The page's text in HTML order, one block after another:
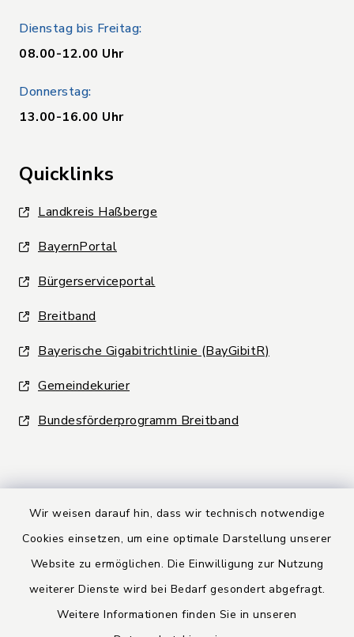
Wir weisen darauf hin, dass wir technisch notwendige
Cookies einsetzen, um eine optimale Darstellung unserer
Website zu ermöglichen. Die Einwilligung zur Nutzung
weiterer Dienste wird bei Bedarf gesondert abgefragt.
Weitere Informationen finden Sie in unseren
Dienstag bis Freitag:
08.00-12.00 Uhr
Donnerstag:
13.00-16.00 Uhr
Quicklinks
Landkreis Haßberge
BayernPortal
Bürgerserviceportal
Breitband
Bayerische Gigabitrichtlinie (BayGibitR)
Gemeindekurier
Bundesförderprogramm Breitband
Kontakt
Datenschutz